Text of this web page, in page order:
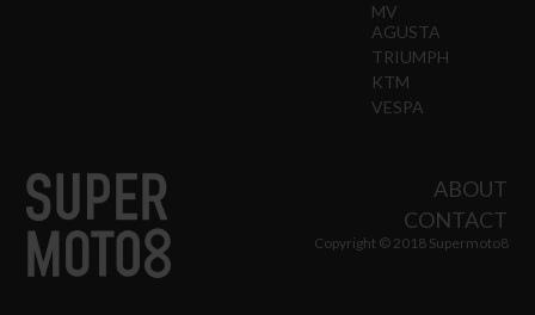
MV
AGUSTA
TRIUMPH
KTM
VESPA
ABOUT
CONTACT
Copyright © 2018 Supermoto8